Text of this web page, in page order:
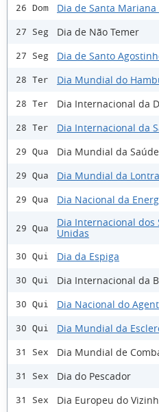
26 Dom Dia de Santa
27 Seg Dia de Não Temer
27 Seg Dia de Santo
28 Ter Dia Mundial do
28 Ter Dia Internacional da
28 Ter Dia Internacional da
29 Qua Dia Mundial da
29 Qua Dia Mundial da Lontra
29 Qua Dia Nacional da
29 Qua
Dia Internacional dos
Unidas
30 Qui Dia da Espiga
30 Qui Dia Internacional da
30 Qui Dia Nacional do
30 Qui Dia Mundial da
31 Sex Dia Mundial de
31 Sex Dia do Pescador
31 Sex Dia Europeu do